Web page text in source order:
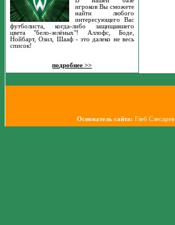
игроков Вы сможете
найти любого
интересующего Вас
футболиста, когда-либо защищавшего
цвета "бело-зелёных"! Аллофс, Боде,
Нойбарт, Озил, Шааф - это далеко не весь
список!
подробнее >>
Основатель сайта: Глеб Слесарев